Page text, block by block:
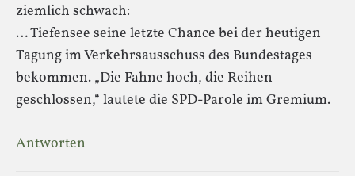
ziemlich schwach:
… Tiefensee seine letzte Chance bei der heutigen
Tagung im Verkehrsausschuss des Bundestages
bekommen. „Die Fahne hoch, die Reihen
geschlossen,“ lautete die SPD-Parole im Gremium.
Antworten